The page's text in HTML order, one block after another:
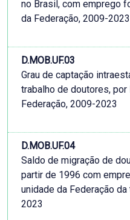
no Brasil, com emprego
da Federação, 2009-2023
D.MOB.UF.03
Grau de captação
trabalho de doutores, por
Federação, 2009-2023
D.MOB.UF.04
Saldo de migração de
partir de 1996 com
unidade da Federação
2023